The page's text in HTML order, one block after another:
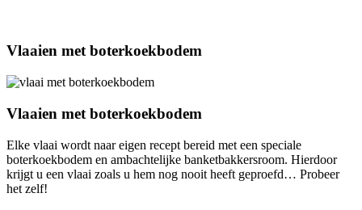
Vlaaien met boterkoekbodem
Vlaaien met boterkoekbodem
Elke vlaai wordt naar eigen recept bereid met een speciale
boterkoekbodem en ambachtelijke banketbakkersroom. Hierdoor
krijgt u een vlaai zoals u hem nog nooit heeft geproefd… Probeer
het zelf!